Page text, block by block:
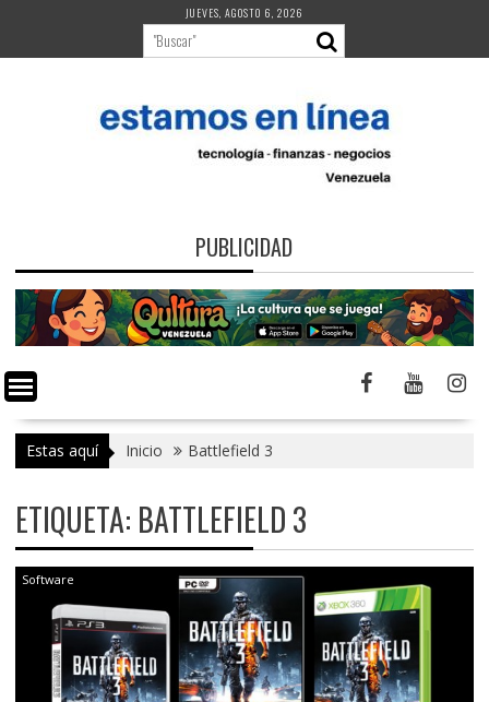
contenido
JUEVES, AGOSTO 6, 2026
PUBLICIDAD
Estas aquí Inicio Battlefield 3
ETIQUETA: BATTLEFIELD 3
Software